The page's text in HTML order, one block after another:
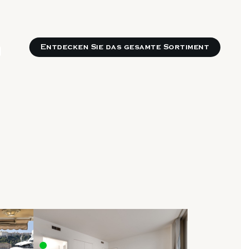
Entdecken Sie das gesamte Sortiment